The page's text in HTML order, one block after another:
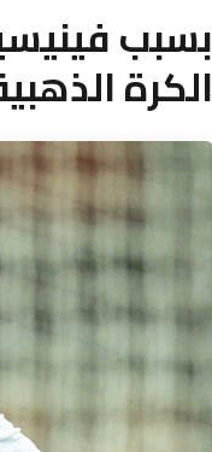
بسبب
الكرة